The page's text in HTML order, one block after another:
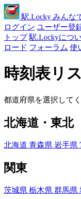
駅.Locky みんな
ログイン ユーザー登
トップ 駅.Lockyにつ
ロード フォーラム 使
時刻表リ
都道府県を選択して
北海道・東北
北海道 青森県 岩手県
関東
茨城県 栃木県 群馬県